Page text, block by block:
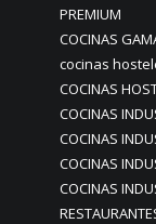
PREMIUM
COCINAS
cocinas
COCINAS
COCINAS
COCINAS
COCINAS
COCINAS